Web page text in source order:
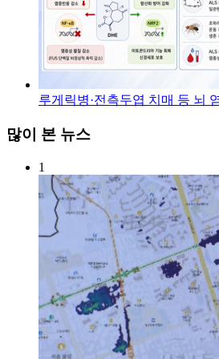
루게릭병·전측두엽 치매 등 뇌
많이 본 뉴스
1